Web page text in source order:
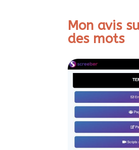
Mon avis
des mots